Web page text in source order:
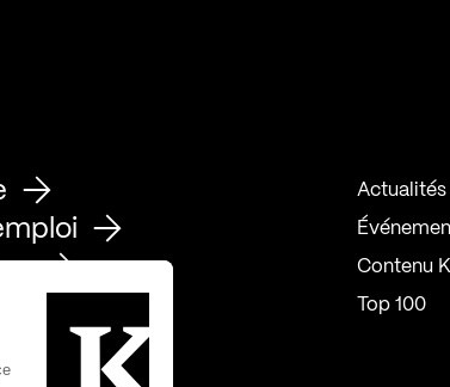
Actualités
Contenu
Top 100